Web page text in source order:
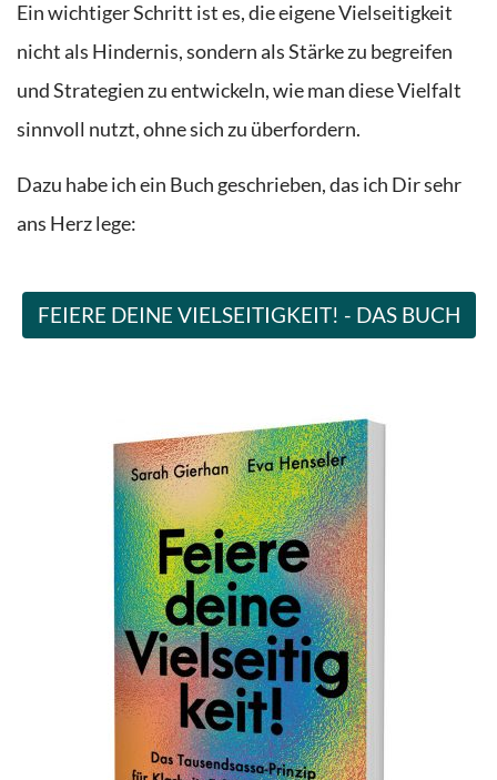
Ein wichtiger Schritt ist es, die eigene Vielseitigkeit
nicht als Hindernis, sondern als Stärke zu begreifen
und Strategien zu entwickeln, wie man diese Vielfalt
sinnvoll nutzt, ohne sich zu überfordern.
Dazu habe ich ein Buch geschrieben, das ich Dir sehr
ans Herz lege:
FEIERE DEINE VIELSEITIGKEIT! - DAS BUCH